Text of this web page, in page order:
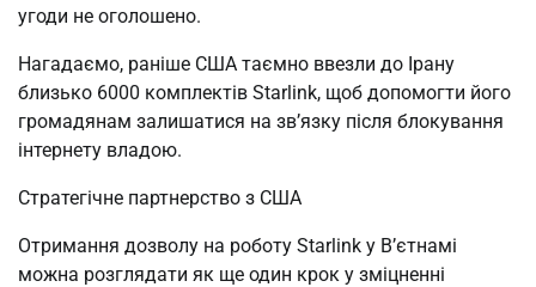
угоди не оголошено.
Нагадаємо, раніше США таємно ввезли до Ірану
близько 6000 комплектів Starlink, щоб допомогти його
громадянам залишатися на зв’язку після блокування
інтернету владою.
Стратегічне партнерство з США
Отримання дозволу на роботу Starlink у В’єтнамі
можна розглядати як ще один крок у зміцненні